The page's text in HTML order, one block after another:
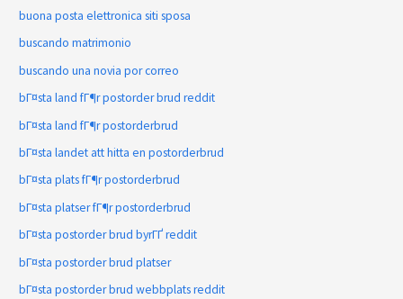
buona posta elettronica siti sposa
buscando matrimonio
buscando una novia por correo
bГ¤sta land fГ¶r postorder brud reddit
bГ¤sta land fГ¶r postorderbrud
bГ¤sta landet att hitta en postorderbrud
bГ¤sta plats fГ¶r postorderbrud
bГ¤sta platser fГ¶r postorderbrud
bГ¤sta postorder brud byrГҐ reddit
bГ¤sta postorder brud platser
bГ¤sta postorder brud webbplats reddit